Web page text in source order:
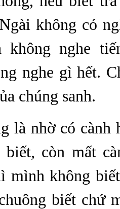
không có
không nghe
nghe gì hết.
chúng sanh.
là nhờ có cành
còn mất
mình không
biết chứ